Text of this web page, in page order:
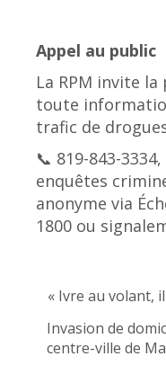
Appel au public
La RPM invite
toute
trafic de
📞 819-843-
enquêtes
anonyme via
1800 ou
« Ivre au volant,
Invasion de
centre-ville de